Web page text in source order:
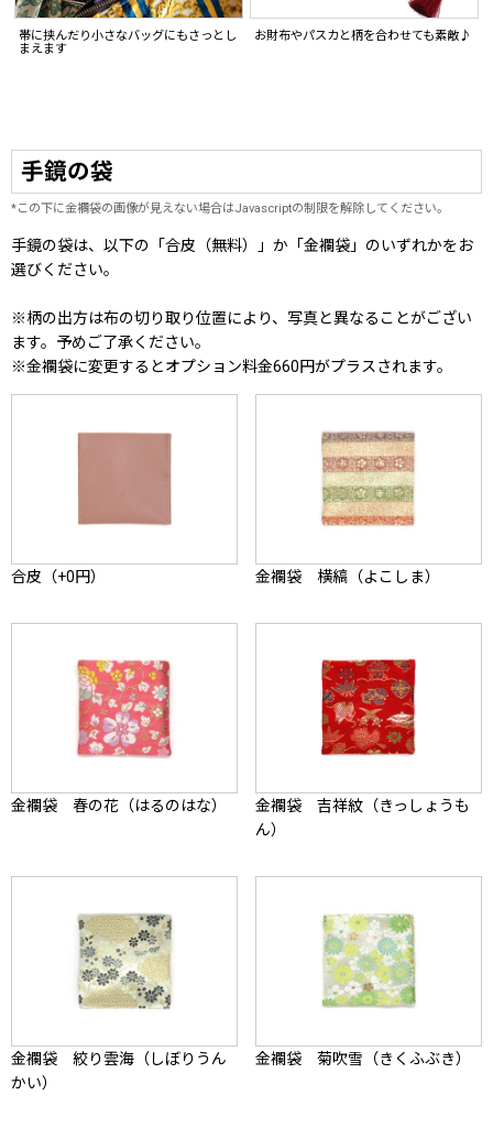
帯に挟んだり小さなバッグにもさっとし
まえます
お財布やパスカと柄を合わせても素敵♪
手鏡の袋
*この下に金襴袋の画像が見えない場合はJavascriptの制限を解除してください。
手鏡の袋は、以下の「合皮（無料）」か「金襴袋」のいずれかをお
選びください。
※柄の出方は布の切り取り位置により、写真と異なることがござい
ます。予めご了承ください。
※金襴袋に変更するとオプション料金660円がプラスされます。
合皮（+0円） 金襴袋 横縞（よこしま）
金襴袋 春の花（はるのはな）
金襴袋 吉祥紋（きっしょうも
ん）
金襴袋 絞り雲海（しぼりうん
かい）
金襴袋 菊吹雪（きくふぶき）